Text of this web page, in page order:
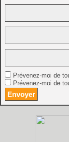
Prévenez-moi de
Prévenez-moi de